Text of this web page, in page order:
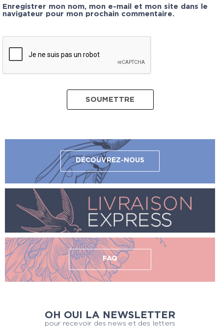
Enregistrer mon nom, mon e-mail et mon site dans le
navigateur pour mon prochain commentaire.
DÉCOUVREZ-NOUS
FAQ
OH OUI LA NEWSLETTER
pour recevoir des news et des letters